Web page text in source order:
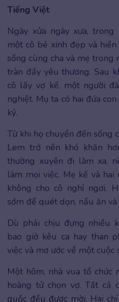
Tiếng Việt
Ngày xửa ngày xưa,
một cô bé xinh đẹp và
sống cùng cha và mẹ trong
tràn đầy yêu thương. Sau
cô lấy vợ kế, một người
nghiệt. Mụ ta có hai đứa
kỷ.
Từ khi họ chuyển đến sống
Lem trở nên khó khăn
thường xuyên đi làm xa,
làm mọi việc. Mẹ kế và
không cho cô nghỉ ngơi.
sớm để quét dọn, nấu ăn
Dù phải chịu đựng nhiều
bao giờ kêu ca hay than
việc và mơ ước về một cuộc
Một hôm, nhà vua tổ
hoàng tử chọn vợ. Tất cả
quốc đều được mời. Hai